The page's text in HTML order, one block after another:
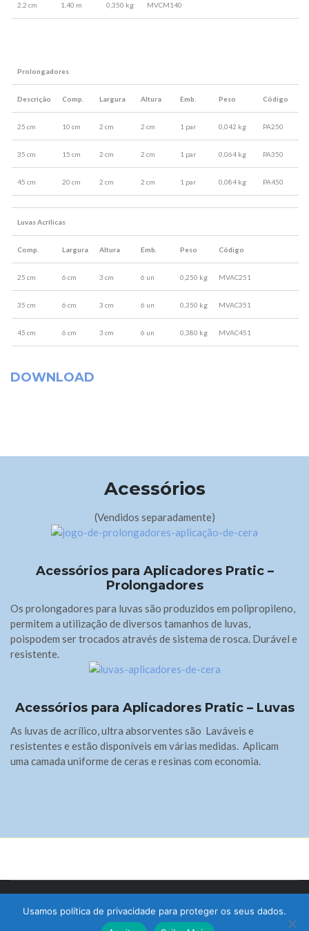
2,2 cm 1,40 m 0,350 kg MVCM140
Prolongadores
Descrição Comp. Largura Altura Emb. Peso Código
25 cm 10 cm 2 cm 2 cm 1 par 0,042 kg PA250
35 cm 15 cm 2 cm 2 cm 1 par 0,064 kg PA350
45 cm 20 cm 2 cm 2 cm 1 par 0,084 kg PA450
Luvas Acrílicas
Comp. Largura Altura Emb. Peso Código
25 cm 6 cm 3 cm 6 un 0,250 kg MVAC251
35 cm 6 cm 3 cm 6 un 0,350 kg MVAC351
45 cm 6 cm 3 cm 6 un 0,380 kg MVAC451
DOWNLOAD
Acessórios
(Vendidos separadamente)
Acessórios para Aplicadores Pratic –
Prolongadores
Os prolongadores para luvas são produzidos em polipropileno,
permitem a utilização de diversos tamanhos de luvas,
poispodem ser trocados através de sistema de rosca. Durável e
resistente.
Acessórios para Aplicadores Pratic – Luvas
As luvas de acrílico, ultra absorventes são Laváveis e
resistentes e estão disponíveis em várias medidas. Aplicam
uma camada uniforme de ceras e resinas com economia.
Usamos política de privacidade para proteger os seus dados.
Atendimento